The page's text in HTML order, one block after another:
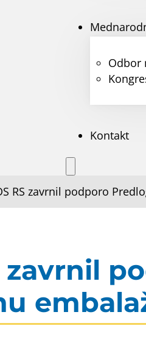
Odbor
Kontakt
RS zavrnil podporo
zavrnil